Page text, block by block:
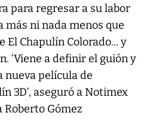
para regresar a su labor
más ni nada menos que
El Chapulín Colorado... y
‘Viene a definir el guión y
nueva película de
3D’, aseguró a Notimex
Gómez